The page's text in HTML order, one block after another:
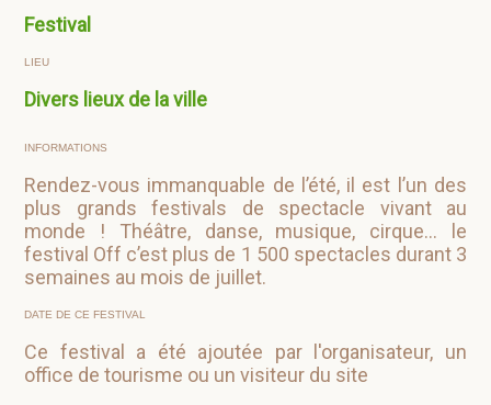
Festival
LIEU
Divers lieux de la ville
INFORMATIONS
Rendez-vous immanquable de l’été, il est l’un des
plus grands festivals de spectacle vivant au
monde ! Théâtre, danse, musique, cirque... le
festival Off c’est plus de 1 500 spectacles durant 3
semaines au mois de juillet.
DATE DE CE FESTIVAL
Ce festival a été ajoutée par l'organisateur, un
office de tourisme ou un visiteur du site